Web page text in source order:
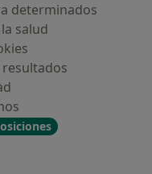
determinados
salud